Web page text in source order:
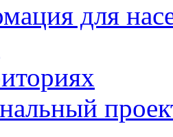
для